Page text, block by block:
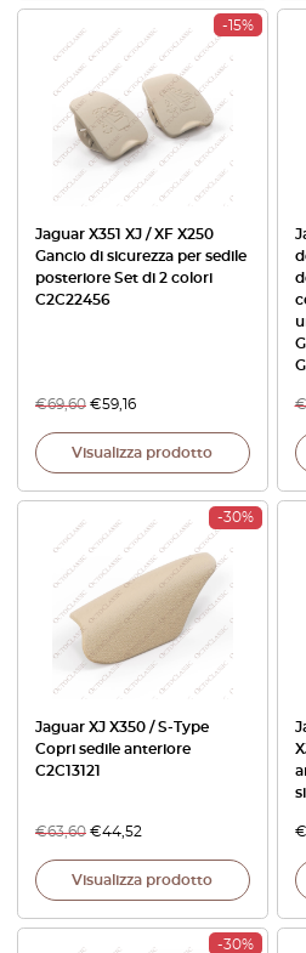
-15%
Jaguar X351 XJ / XF X250
Gancio di sicurezza per sedile
posteriore Set di 2 colori
C2C22456
€69,60 €59,16
Visualizza prodotto
€
-30%
Jaguar XJ X350 / S-Type
Copri sedile anteriore
C2C13121
€63,60 €44,52
Visualizza prodotto
€
-30%